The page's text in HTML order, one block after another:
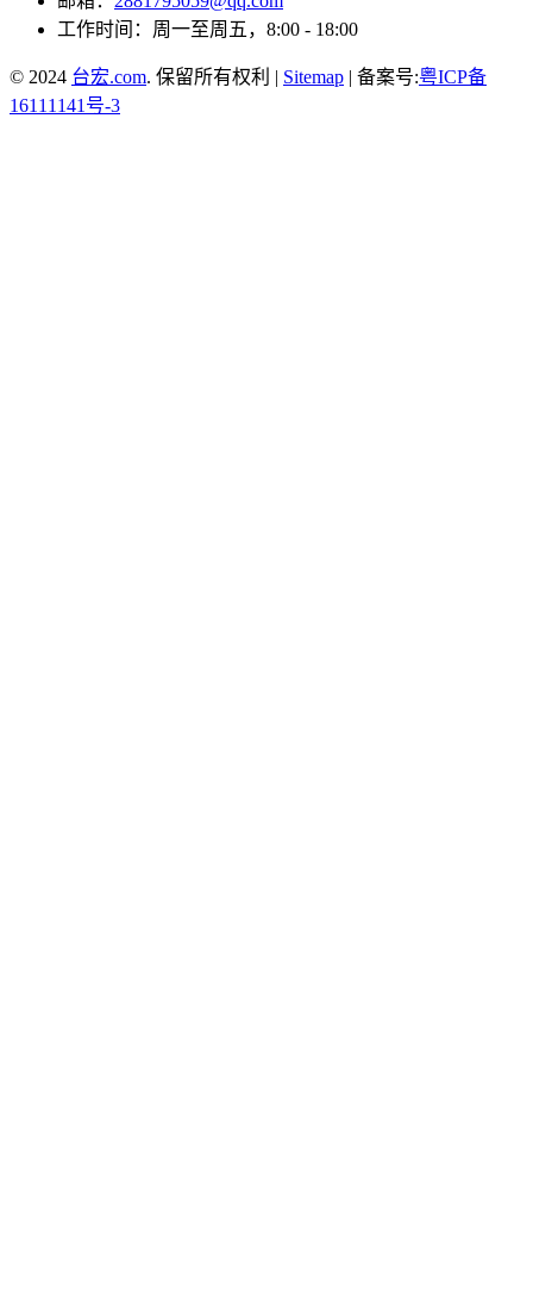
工作时间：周一至周五，8:00 - 18:00
© 2024 台宏.com. 保留所有权利 | Sitemap | 备案号:粤ICP备
16111141号-3